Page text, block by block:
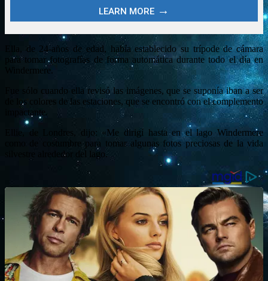
Ella, de 24-años de edad, había establecido su trípode de cámara
para tomar fotografías de forma automática durante todo el día en
Windermere.
Fue sólo cuando ella revisó las imágenes, que se suponía iban a ser
de los colores de las estaciones, que se encontró con el complemento
impactante.
Ellie, de Londres, dijo: «Me dirigí hasta en el lago Windermere
como de costumbre para tomar algunas fotos preciosas de la vida
silvestre alrededor del lago.